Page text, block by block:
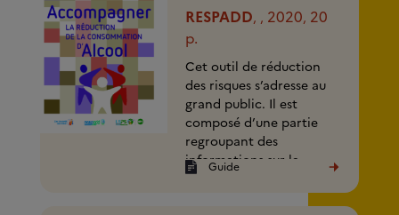
RESPADD, , 2020, 20
p.
Cet outil de réduction
des risques s’adresse au
grand public. Il est
composé d’une partie
regroupant des
informations sur la
consommation d’alcool
Guide